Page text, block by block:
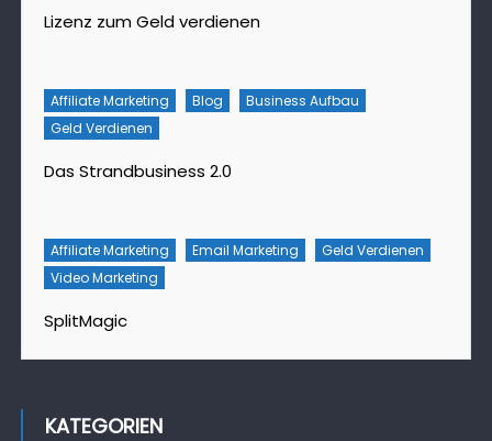
Lizenz zum Geld verdienen
Affiliate Marketing Blog
Business Aufbau
Geld Verdienen
Das Strandbusiness 2.0
Affiliate Marketing Email Marketing
Geld Verdienen
Video Marketing
SplitMagic
KATEGORIEN